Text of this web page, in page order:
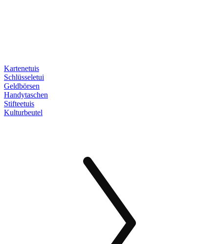
Kartenetuis
Schlüsseletui
Geldbörsen
Handytaschen
Stifteetuis
Kulturbeutel